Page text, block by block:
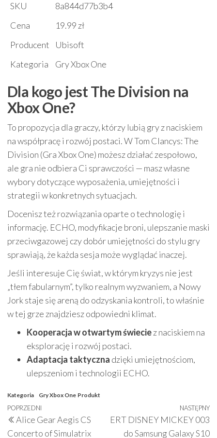
SKU
8a844d77b3b4
Cena
19.99 zł
Producent
Ubisoft
Kategoria
Gry Xbox One
Dla kogo jest The Division na
Xbox One?
To propozycja dla graczy, którzy lubią gry z naciskiem
na współpracę i rozwój postaci. W Tom Clancys: The
Division (Gra Xbox One) możesz działać zespołowo,
ale gra nie odbiera Ci sprawczości — masz własne
wybory dotyczące wyposażenia, umiejętności i
strategii w konkretnych sytuacjach.
Docenisz też rozwiązania oparte o technologię i
informację. ECHO, modyfikacje broni, ulepszanie maski
przeciwgazowej czy dobór umiejętności do stylu gry
sprawiają, że każda sesja może wyglądać inaczej.
Jeśli interesuje Cię świat, w którym kryzys nie jest
„tłem fabularnym”, tylko realnym wyzwaniem, a Nowy
Jork staje się areną do odzyskania kontroli, to właśnie
w tej grze znajdziesz odpowiedni klimat.
Kooperacja w otwartym świeciez naciskiem na
eksplorację i rozwój postaci.
Adaptacja taktyczna dzięki umiejętnościom,
ulepszeniom i technologii ECHO.
Kategoria Gry Xbox One Produkt
Nawigacja
wpisu
Poprzedni
wpis
POPRZEDNI
Alice Gear Aegis CS
Concerto of Simulatrix
NASTĘPNY
ERT DISNEY MICKEY 003
do Samsung Galaxy S10